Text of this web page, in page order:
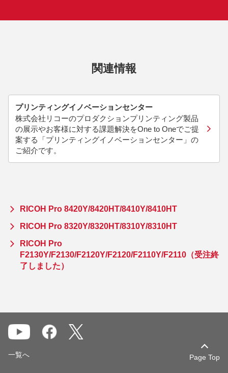
関連情報
プリンティングイノベーションセンター
株式会社リコーのプロダクションプリンティング製品
の展示やお客様に対する課題解決をOne to Oneでご提
案する「プリンティングイノベーションセンター」の
ご紹介です。
RICOH Pro 8420Y/8420HT/8410Y/8410HT
RICOH Pro 8320Y/8320HT/8310Y/8310HT
RICOH Pro
F2130Y/F2130/F2120Y/F2120/F2110Y/F2110（受注終
了しました）
Page Top
一覧へ